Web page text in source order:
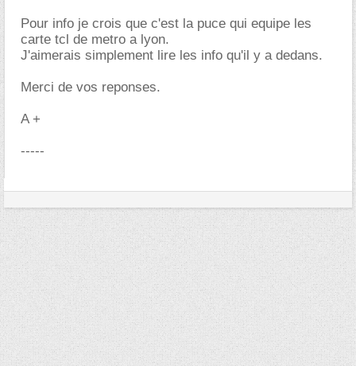
Pour info je crois que c'est la puce qui equipe les
carte tcl de metro a lyon.
J'aimerais simplement lire les info qu'il y a dedans.
Merci de vos reponses.
A +
-----